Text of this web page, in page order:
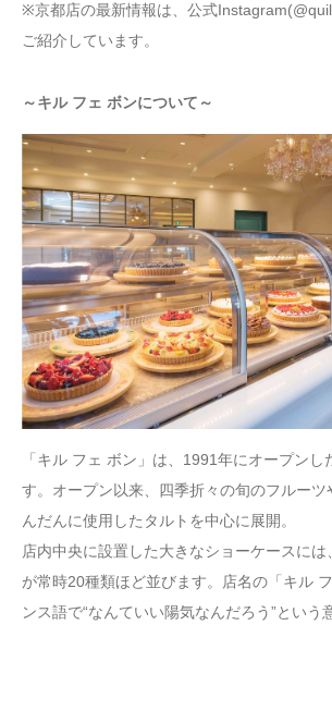
※京都店の最新情報は、公式
ご紹介しています。
～キル フェ ボンについて～
「キル フェ ボン」は、1991年にオープンし
す。オープン以来、四季折々の旬のフルーツ
んだんに使用したタルトを中心に展開。
店内中央に設置した大きなショーケースには
が常時20種類ほど並びます。店名の「キル
ンス語で“なんていい陽気なんだろう”という